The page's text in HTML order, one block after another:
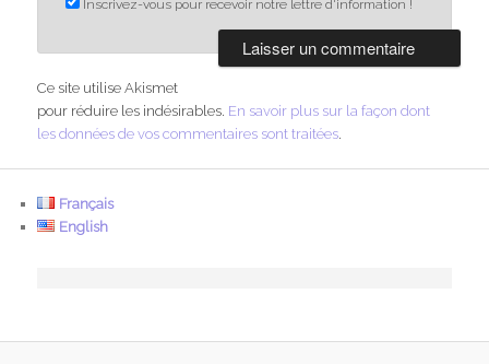
Inscrivez-vous pour recevoir notre lettre d'information !
Ce site utilise Akismet
pour réduire les indésirables. En savoir plus sur la façon dont
les données de vos commentaires sont traitées
Français
English